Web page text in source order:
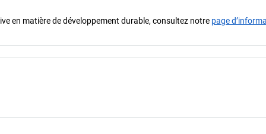
en matière de développement durable, consultez notre page